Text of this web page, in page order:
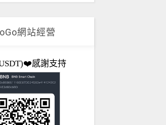
網站經營
感謝支持